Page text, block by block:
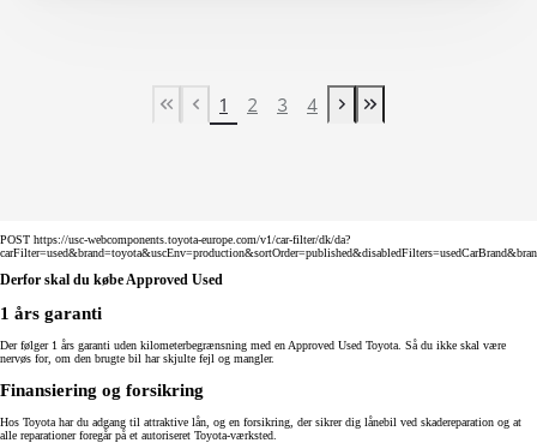
First Page
Tidligere side
1 2 3 4
Næste side
Last Page
POST https://usc-webcomponents.toyota-europe.com/v1/car-filter/dk/da?
Derfor skal du købe Approved Used
1 års garanti
Der følger 1 års garanti uden kilometerbegrænsning med en Approved Used Toyota. Så du ikke skal være
nervøs for, om den brugte bil har skjulte fejl og mangler.
Finansiering og forsikring
Hos Toyota har du adgang til attraktive lån, og en forsikring, der sikrer dig lånebil ved skadereparation og at
alle reparationer foregår på et autoriseret Toyota-værksted.